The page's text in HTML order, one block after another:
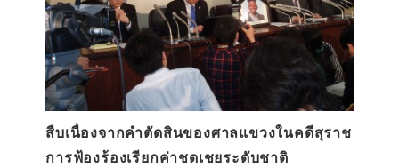
สืบเนื่องจากคำตัดสินของศาลแขวงในคดีสุราช
การฟ้องร้องเรียกค่าชดเชยระดับชาติ